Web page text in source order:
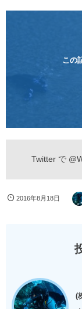
この
Twitter で
2016年8月18日
(